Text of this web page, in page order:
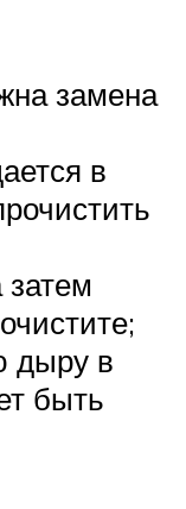
замена
в
дыру в
быть